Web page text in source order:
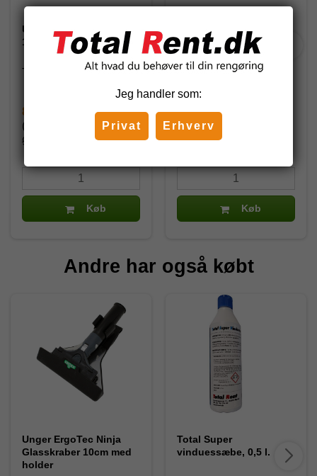
Unger skraberblade
10cm. 25 stk.
TR100
99,38 DKK
84,47 DKK
(inkl. moms)
Køb
Unger ErgoTec Ninja
Glasskraber 15 cm med
holder
ENH15
310,75 DKK
(inkl. moms)
Køb
Andre har også købt
Unger ErgoTec Ninja
Glasskraber 10cm med
holder
Total Super
vinduessæbe, 0,5 l.
Jeg handler som:
Privat Erhverv